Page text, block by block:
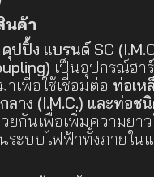
นค้า
ปปิ้ง แบรนด์ SC
เป็นอุปกรณ์ฮา
เพื่อใช้เชื่อมต่อ ท่อเห
าง (I.M.C.) และท่อชนิ
ยกันเพื่อเพิ่มความยา
ระบบไฟฟ้าทั้งภายใน